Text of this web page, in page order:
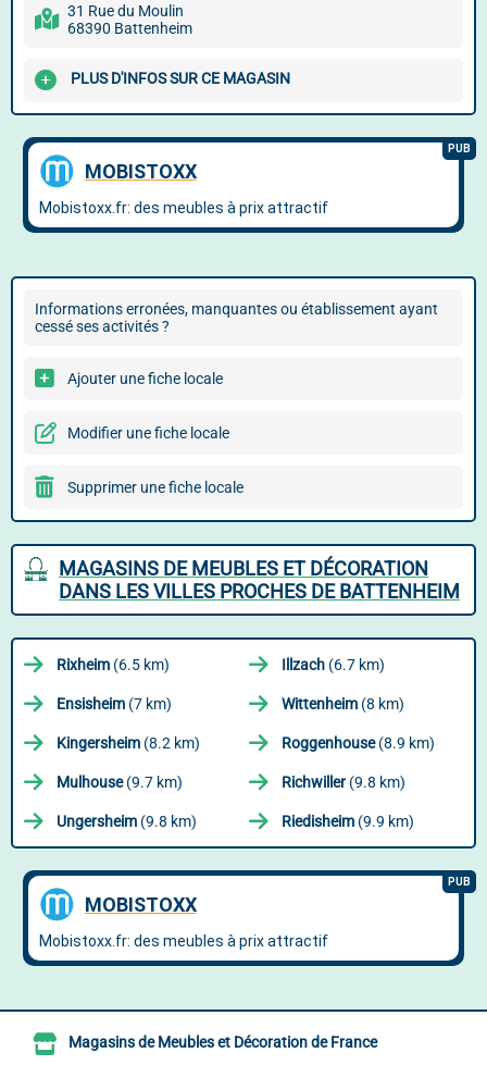
31 Rue du Moulin
68390 Battenheim
PLUS D'INFOS SUR CE MAGASIN
Informations erronées, manquantes ou établissement ayant
cessé ses activités ?
Ajouter une fiche locale
Modifier une fiche locale
Supprimer une fiche locale
MAGASINS DE MEUBLES ET DÉCORATION
DANS LES VILLES PROCHES DE BATTENHEIM
Rixheim (6.5 km) Illzach (6.7 km)
Ensisheim (7 km) Wittenheim (8 km)
Kingersheim (8.2 km) Roggenhouse(8.9 km)
Mulhouse(9.7 km) Richwiller(9.8 km)
Ungersheim (9.8 km) Riedisheim (9.9 km)
Magasins de Meubles et Décoration de France